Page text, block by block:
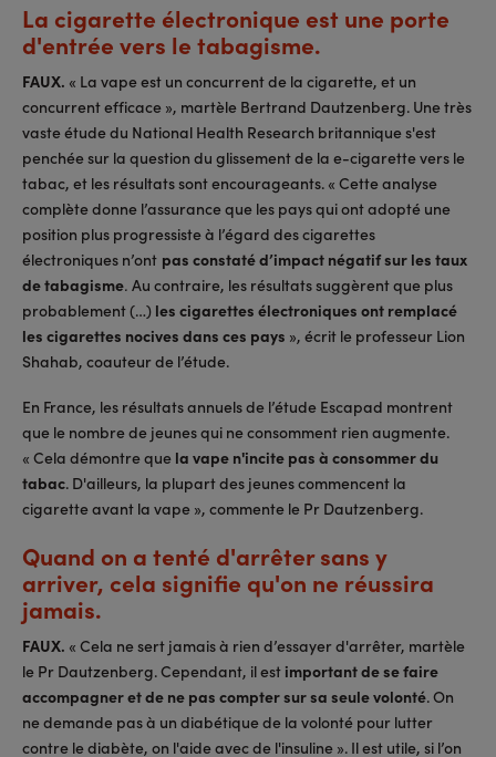
La cigarette électronique est une porte
d'entrée vers le tabagisme.
FAUX. « La vape est un concurrent de la cigarette, et un
concurrent efficace », martèle Bertrand Dautzenberg. Une très
vaste étude du National Health Research britannique s'est
penchée sur la question du glissement de la e-cigarette vers le
tabac, et les résultats sont encourageants. « Cette analyse
complète donne l’assurance que les pays qui ont adopté une
position plus progressiste à l’égard des cigarettes
électroniques n’ont pas constaté d’impact négatif sur les taux
de tabagisme. Au contraire, les résultats suggèrent que plus
probablement (…) les cigarettes électroniques ont remplacé
les cigarettes nocives dans ces pays », écrit le professeur Lion
Shahab, coauteur de l’étude.
En France, les résultats annuels de l’étude Escapad montrent
que le nombre de jeunes qui ne consomment rien augmente.
« Cela démontre que la vape n'incite pas à consommer du
tabac. D'ailleurs, la plupart des jeunes commencent la
cigarette avant la vape », commente le Pr Dautzenberg.
Quand on a tenté d'arrêter sans y
arriver, cela signifie qu'on ne réussira
jamais.
FAUX. « Cela ne sert jamais à rien d’essayer d'arrêter, martèle
le Pr Dautzenberg. Cependant, il est important de se faire
accompagner et de ne pas compter sur sa seule volonté. On
ne demande pas à un diabétique de la volonté pour lutter
contre le diabète, on l'aide avec de l'insuline ». Il est utile, si l’on